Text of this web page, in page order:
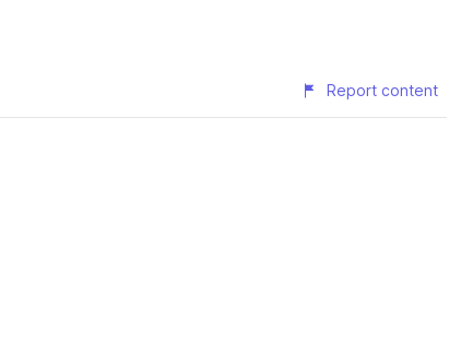
Report content